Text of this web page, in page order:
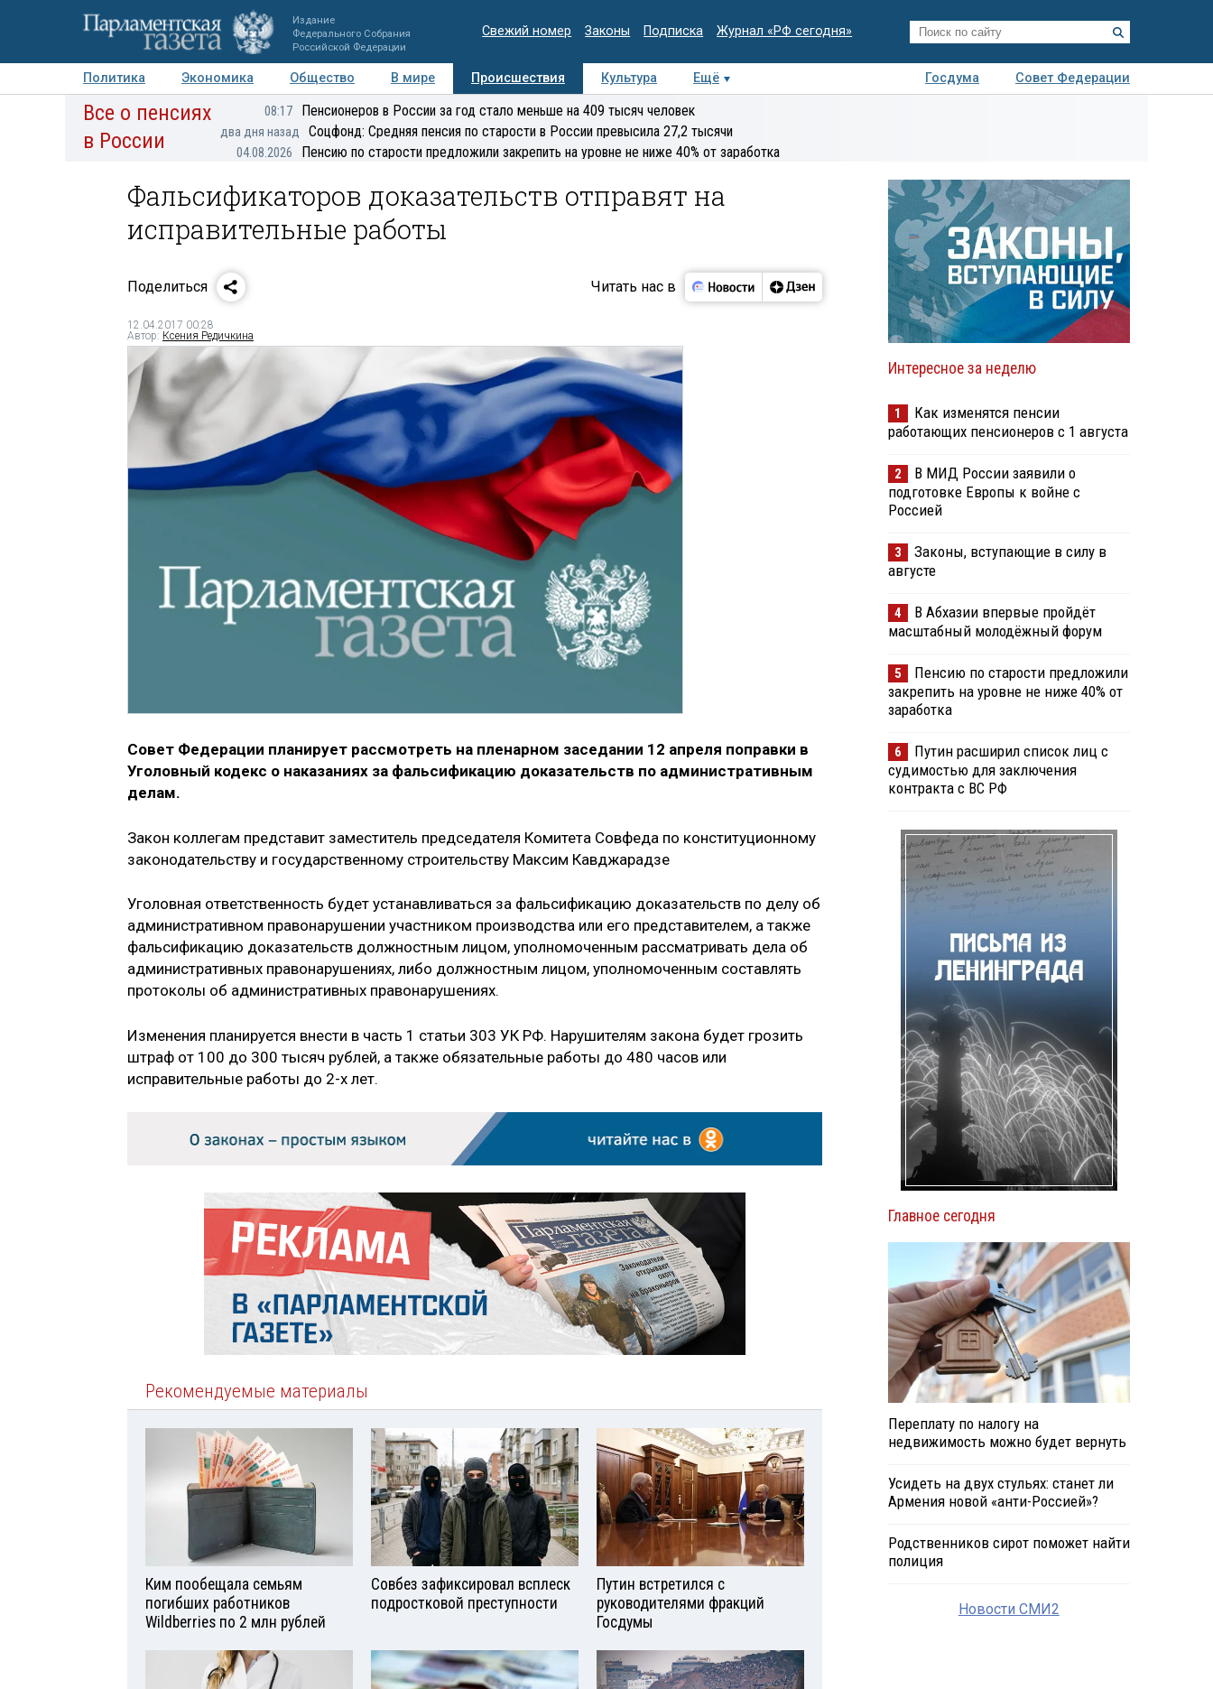
Издание
Федерального Собрания
Российской Федерации
Свежий номер Законы Подписка Журнал «РФ сегодня»
Политика Экономика Общество В мире Происшествия Культура Ещё Госдума
Совет Федерации
Авторы Персоны Мнения Регионы Медиацентр Интервью Колумнисты
Все о пенсиях
в России
08:17 Пенсионеров в России за год стало меньше на 409 тысяч человек
два дня назад Соцфонд: Средняя пенсия по старости в России превысила 27,2 тысячи
04.08.2026 Пенсию по старости предложили закрепить на уровне не ниже 40% от заработка
Фальсификаторов доказательств отправят на
исправительные работы
Поделиться Читать нас в
12.04.2017 00:28
Автор: Ксения Редичкина
Совет Федерации планирует рассмотреть на пленарном заседании 12 апреля поправки в
Уголовный кодекс о наказаниях за фальсификацию доказательств по административным
делам.
Закон коллегам представит заместитель председателя Комитета Совфеда по конституционному
законодательству и государственному строительству Максим Кавджарадзе
Уголовная ответственность будет устанавливаться за фальсификацию доказательств по делу об
административном правонарушении участником производства или его представителем, а также
фальсификацию доказательств должностным лицом, уполномоченным рассматривать дела об
административных правонарушениях, либо должностным лицом, уполномоченным составлять
протоколы об административных правонарушениях.
Изменения планируется внести в часть 1 статьи 303 УК РФ. Нарушителям закона будет грозить
штраф от 100 до 300 тысяч рублей, а также обязательные работы до 480 часов или
исправительные работы до 2-х лет.
Рекомендуемые материалы
Ким пообещала семьям
погибших работников
Wildberries по 2 млн рублей
Совбез зафиксировал всплеск
подростковой преступности
Путин встретился с
руководителями фракций
Госдумы
Интересное за неделю
1
Как изменятся пенсии
работающих пенсионеров с 1 августа
2
В МИД России заявили о
подготовке Европы к войне с
Россией
3
Законы, вступающие в силу в
августе
4
В Абхазии впервые пройдёт
масштабный молодёжный форум
5
Пенсию по старости предложили
закрепить на уровне не ниже 40% от
заработка
6
Путин расширил список лиц с
судимостью для заключения
контракта с ВС РФ
Главное сегодня
Переплату по налогу на
недвижимость можно будет вернуть
Усидеть на двух стульях: станет ли
Армения новой «анти-Россией»?
Родственников сирот поможет найти
полиция
Новости СМИ2